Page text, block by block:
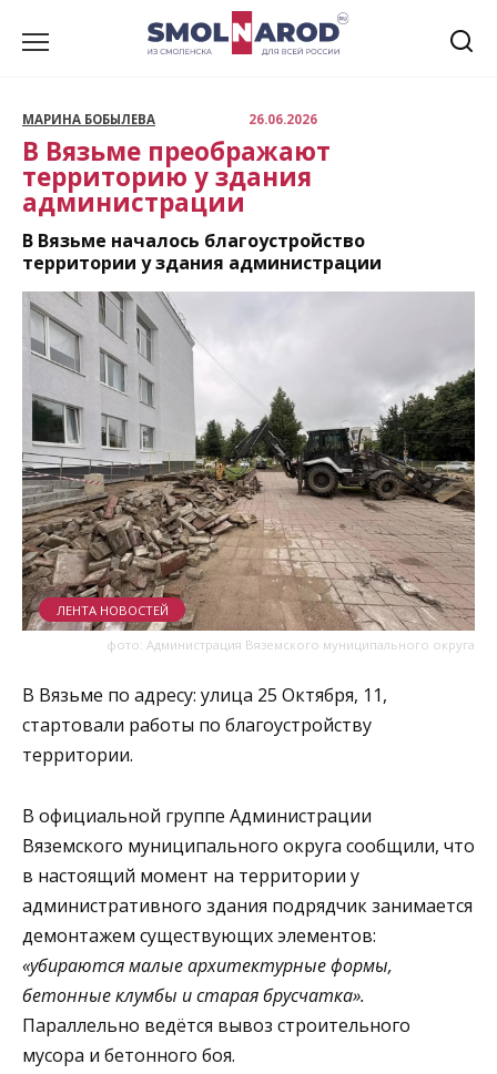
МАРИНА БОБЫЛЕВА 26.06.2026
В Вязьме преображают
территорию у здания
администрации
В Вязьме началось благоустройство
территории у здания администрации
фото: Администрация Вяземского муниципального округа
ЛЕНТА НОВОСТЕЙ
В Вязьме по адресу: улица 25 Октября, 11,
стартовали работы по благоустройству
территории.
В официальной группе Администрации
Вяземского муниципального округа сообщили, что
в настоящий момент на территории у
административного здания подрядчик занимается
демонтажем существующих элементов:
«убираются малые архитектурные формы,
бетонные клумбы и старая брусчатка».
Параллельно ведётся вывоз строительного
мусора и бетонного боя.